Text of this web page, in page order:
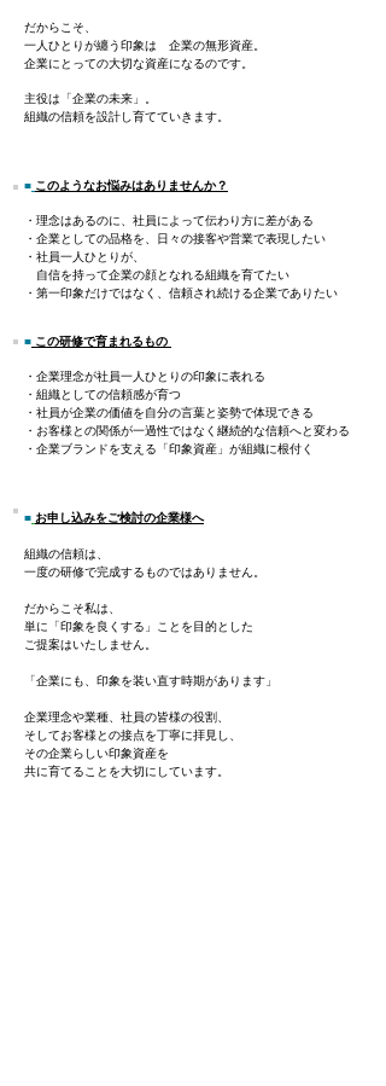
だからこそ、
一人ひとりが纏う印象は 企業の無形資産。
企業にとっての大切な資産になるのです。
​主役は「企業の未来」。
​組織の信頼を設計し育てていきます。
​​​​​■ このようなお悩みはありませんか？
・理念はあるのに、社員によって伝わり方に差がある
・企業としての品格を、日々の接客や営業で表現したい
・社員一人ひとりが、
自信を持って企業の顔となれる組織を育てたい
・第一印象だけではなく、信頼され続ける企業でありたい
■ この研修で育まれるもの
・企業理念が社員一人ひとりの印象に表れる
・組織としての信頼感が育つ
・社員が企業の価値を自分の言葉と姿勢で体現できる
・お客様との関係が一過性ではなく継続的な信頼へと変わる
・企業ブランドを支える「印象資産」が組織に根付く
■ お申し込みをご検討の企業様へ
組織の信頼は、
一度の研修で完成するものではありません。
だからこそ私は、
単に「印象を良くする」ことを目的とした
ご提案はいたしません。
「企業にも、印象を装い直す時期があります」
企業理念や業種、社員の皆様の役割、
そしてお客様との接点を丁寧に拝見し、
その企業らしい印象資産を
共に育てることを大切にしています。